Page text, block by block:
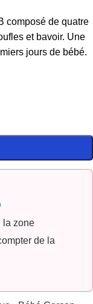
composé de quatre
et bavoir. Une
jours de bébé.
la zone
de la